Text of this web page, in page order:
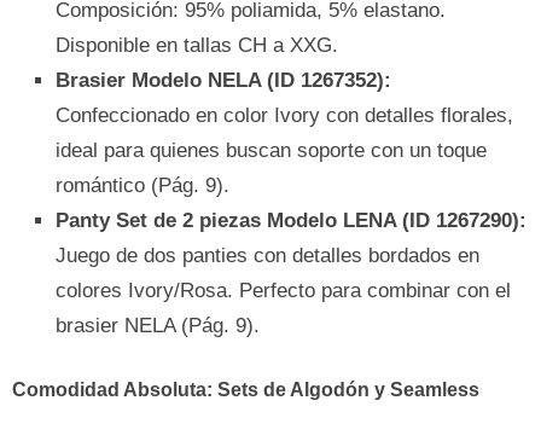
Composición: 95% poliamida, 5% elastano.
Disponible en tallas CH a XXG.
Brasier Modelo NELA (ID 1267352):
Confeccionado en color Ivory con detalles florales,
ideal para quienes buscan soporte con un toque
romántico (Pág. 9).
Panty Set de 2 piezas Modelo LENA (ID 1267290):
Juego de dos panties con detalles bordados en
colores Ivory/Rosa. Perfecto para combinar con el
brasier NELA (Pág. 9).
Comodidad Absoluta: Sets de Algodón y Seamless